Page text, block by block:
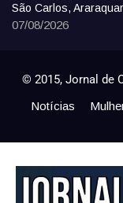
São Carlos,
07/08/2026
© 2015, Jornal de
Notícias